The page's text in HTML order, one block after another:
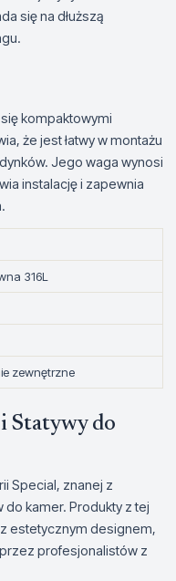
się na dłuższą
kompaktowymi
że jest łatwy w montażu
Jego waga wynosi
instalację i zapewnia
316L
zewnętrzne
Statywy do
Special, znanej z
kamer. Produkty z tej
estetycznym designem,
profesjonalistów z